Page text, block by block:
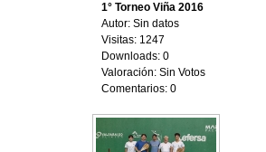
1° Torneo Viña 2016
Autor: Sin datos
Visitas: 1247
Downloads: 0
Valoración: Sin Votos
Comentarios: 0